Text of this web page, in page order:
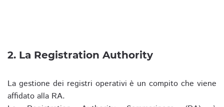
2. La Registration Authority
La gestione dei registri operativi è un compito che viene
affidato alla RA.